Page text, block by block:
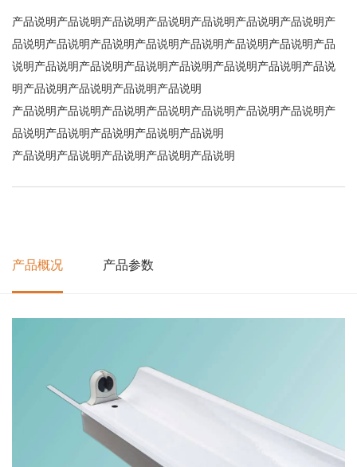
产品说明产品说明产品说明产品说明产品说明产品说明产品说明产
品说明产品说明产品说明产品说明产品说明产品说明产品说明产品
说明产品说明产品说明产品说明产品说明产品说明产品说明产品说
明产品说明产品说明产品说明产品说明
产品说明产品说明产品说明产品说明产品说明产品说明产品说明产
品说明产品说明产品说明产品说明产品说明
产品说明产品说明产品说明产品说明产品说明
产品概况 产品参数